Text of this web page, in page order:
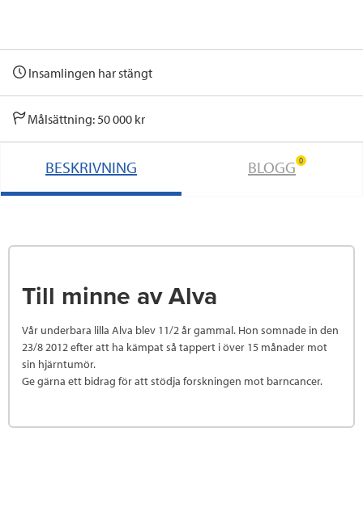
Insamlingen har stängt
Målsättning: 50 000 kr
BESKRIVNING BLOGG 0
Till minne av Alva
Vår underbara lilla Alva blev 11/2 år gammal. Hon somnade in den
23/8 2012 efter att ha kämpat så tappert i över 15 månader mot
sin hjärntumör.
Ge gärna ett bidrag för att stödja forskningen mot barncancer.